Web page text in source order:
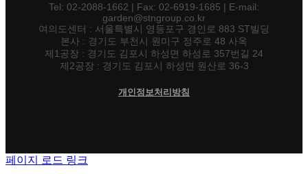
Tel: 02-2088-1662 | Fax: 02-6919-1685 | E-mail:
garden@stngroup.co.kr
여의도센터 : 서울특별시 영등포구 경인로 883 ST빌딩
본사 : 경기도 부천시 원미구 정주로 48 사옥
제1공장 : 경기도 김포시 하성면 하성로 357번길 24
제2공장 : 경기도 김포시 하성면 원산로 36-3
개인정보처리방침
페이지 로드 링크